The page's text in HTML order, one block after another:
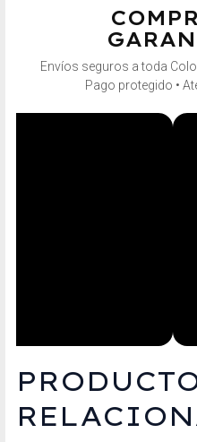
Envíos seguros a toda
Pago protegido •